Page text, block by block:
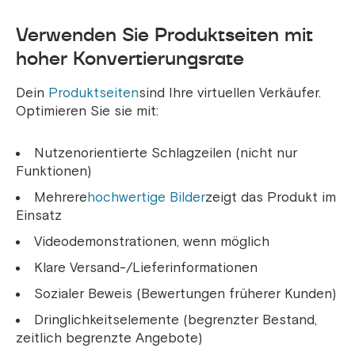
Verwenden Sie Produktseiten mit
hoher Konvertierungsrate
Dein Produktseitensind Ihre virtuellen Verkäufer.
Optimieren Sie sie mit:
Nutzenorientierte Schlagzeilen (nicht nur
Funktionen)
Mehrerehochwertige Bilderzeigt das Produkt im
Einsatz
Videodemonstrationen, wenn möglich
Klare Versand-/Lieferinformationen
Sozialer Beweis (Bewertungen früherer Kunden)
Dringlichkeitselemente (begrenzter Bestand,
zeitlich begrenzte Angebote)